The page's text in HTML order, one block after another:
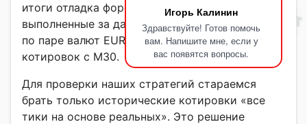
Игорь Калинин
Здравствуйте! Готов помочь
вам. Напишите мне, если у
вас появятся вопросы.
итоги отладка форекс роботаGRINDER,
выполненные за даты 2015.01.05 - 2022.02.24
по паре валют EURUSD_i с использование
котировок с M30.
Для проверки наших стратегий стараемся
брать только исторические котировки «все
тики на основе реальных». Это решение